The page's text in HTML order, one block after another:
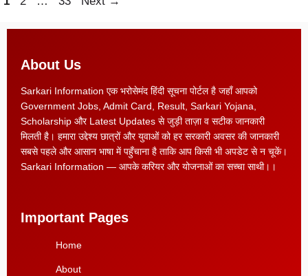
About Us
Sarkari Information एक भरोसेमंद हिंदी सूचना पोर्टल है जहाँ आपको
Government Jobs, Admit Card, Result, Sarkari Yojana,
Scholarship और Latest Updates से जुड़ी ताज़ा व सटीक जानकारी
मिलती है। हमारा उद्देश्य छात्रों और युवाओं को हर सरकारी अवसर की जानकारी
सबसे पहले और आसान भाषा में पहुँचाना है ताकि आप किसी भी अपडेट से न चूकें।
Sarkari Information — आपके करियर और योजनाओं का सच्चा साथी।।
Important Pages
Home
About